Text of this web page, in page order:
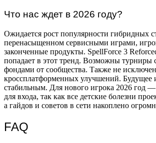
Что нас ждет в 2026 году?
Ожидается рост популярности гибридных
перенасыщенном сервисными играми,
законченные продукты. SpellForce 3
попадает в этот тренд. Возможны турниры
фондами от сообщества. Также не
кроссплатформенных улучшений. Будущее
стабильным. Для нового игрока 2026 год
для входа, так как все детские болезни
а гайдов и советов в сети накоплено
FAQ